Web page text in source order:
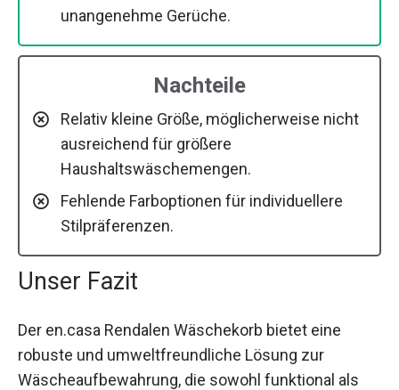
unangenehme Gerüche.
Nachteile
Relativ kleine Größe, möglicherweise nicht
ausreichend für größere
Haushaltswäschemengen.
Fehlende Farboptionen für individuellere
Stilpräferenzen.
Unser Fazit
Der en.casa Rendalen Wäschekorb bietet eine
robuste und umweltfreundliche Lösung zur
Wäscheaufbewahrung, die sowohl funktional als